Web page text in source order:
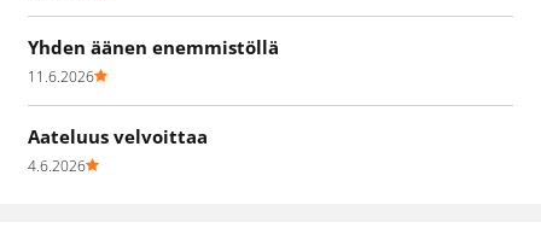
Yhden äänen enemmistöllä
11.6.2026
Aateluus velvoittaa
4.6.2026